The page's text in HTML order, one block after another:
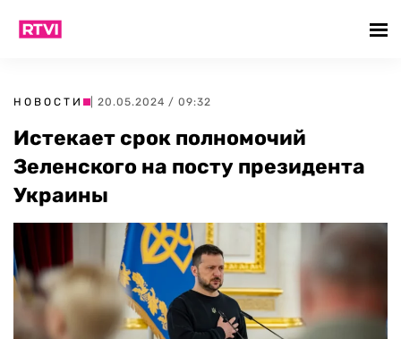
НОВОСТИ | 20.05.2024 / 09:32
Истекает срок полномочий
Зеленского на посту президента
Украины